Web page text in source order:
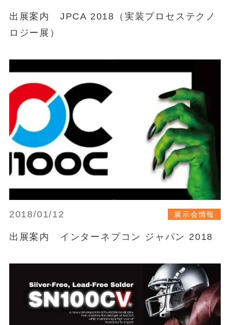
出展案内 JPCA 2018（実装プロセステクノ
ロジー展）
2018/01/12 展示会情報
出展案内 インターネプコン ジャパン 2018